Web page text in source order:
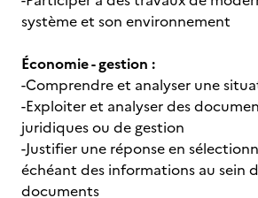
système et son environnement
Économie - gestion :
-Comprendre et analyser une
-Exploiter et analyser des
juridiques ou de gestion
-Justifier une réponse en
échéant des informations au sein
documents